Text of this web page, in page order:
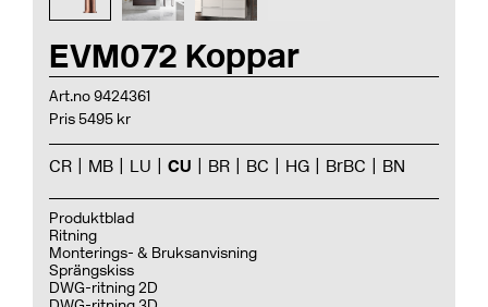
EVM072 Koppar
Art.no 9424361
Pris 5495 kr
CR MB LU CU BR BC HG BrBC BN
Produktblad
Ritning
Monterings- & Bruksanvisning
Sprängskiss
DWG-ritning 2D